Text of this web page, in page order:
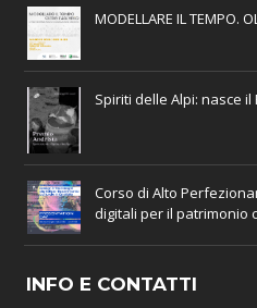
MODELLARE IL TEMPO.
Spiriti delle Alpi: nasce
Corso di Alto
digitali per il patrimonio
INFO E CONTATTI